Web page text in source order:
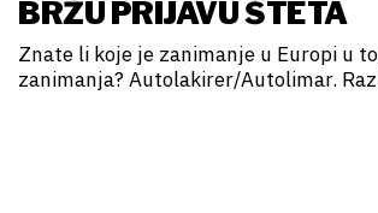
BRŽU PRIJAVU ŠTETA
Znate li koje je zanimanje u Europi u
zanimanja? Autolakirer/Autolimar.